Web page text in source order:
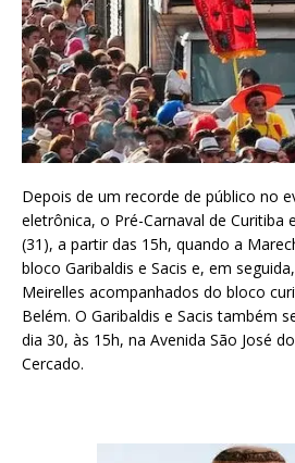
Depois de um recorde de público no
eletrônica, o Pré-Carnaval de Curitiba
(31), a partir das 15h, quando a
bloco Garibaldis e Sacis e, em
Meirelles acompanhados do bloco
Belém. O Garibaldis e Sacis também
dia 30, às 15h, na Avenida São José
Cercado.